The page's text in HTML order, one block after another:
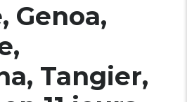
Genoa,
Tangier,